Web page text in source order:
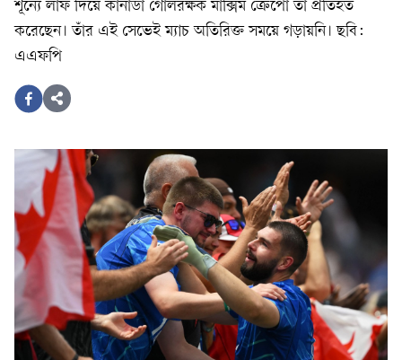
শূন্যে লাফ দিয়ে কানাডা গোলরক্ষক মাক্সিম ক্রেপো তা প্রতিহত
করেছেন। তাঁর এই সেভেই ম্যাচ অতিরিক্ত সময়ে গড়ায়নি। ছবি:
এএফপি